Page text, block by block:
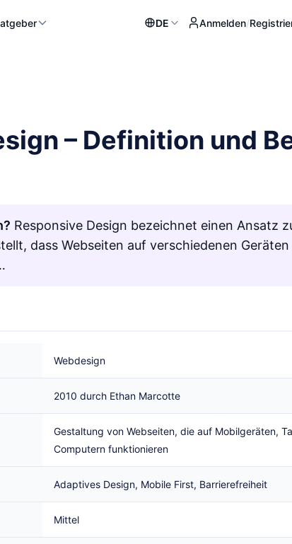
DE Anmelden/
– Definition und
Responsive Design bezeichnet einen Ansatz
dass Webseiten auf verschiedenen Geräten
Webdesign
2010 durch Ethan Marcotte
Gestaltung von Webseiten, die auf Mobilgeräten,
Computern funktionieren
Adaptives Design, Mobile First, Barrierefreiheit
Mittel